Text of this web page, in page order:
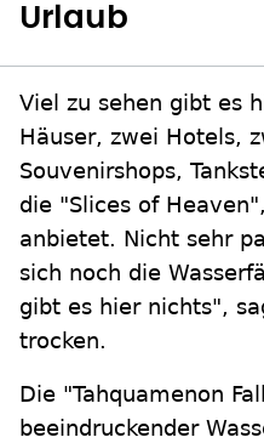
Urlaub
Viel zu sehen gibt es
Häuser, zwei Hotels,
Souvenirshops,
die "Slices of
anbietet. Nicht sehr
sich noch die
gibt es hier nichts",
trocken.
Die "Tahquamenon
beeindruckender